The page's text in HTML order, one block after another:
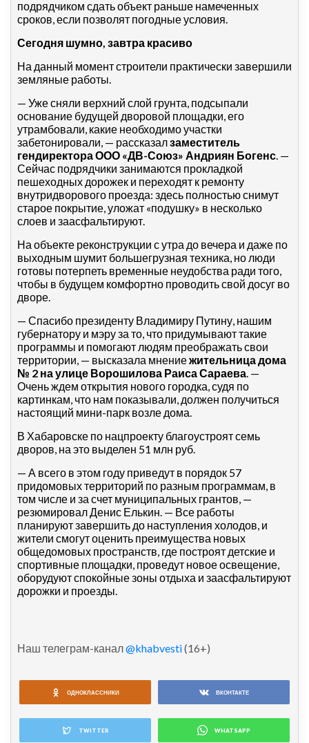
подрядчиком сдать объект раньше намеченных
сроков, если позволят погодные условия.
Сегодня шумно, завтра красиво
На данный момент строители практически завершили
земляные работы.
— Уже сняли верхний слой грунта, подсыпали
основание будущей дворовой площадки, его
утрамбовали, какие необходимо участки
забетонировали, — рассказалзаместитель
гендиректора ООО «ДВ-Союз» Андриян Богенс. —
Сейчас подрядчики занимаются прокладкой
пешеходных дорожек и переходят к ремонту
внутридворового проезда: здесь полностью снимут
старое покрытие, уложат «подушку» в несколько
слоев и заасфальтируют.
На объекте реконструкции с утра до вечера и даже по
выходным шумит большегрузная техника, но люди
готовы потерпеть временные неудобства ради того,
чтобы в будущем комфортно проводить свой досуг во
дворе.
— Спасибо президенту Владимиру Путину, нашим
губернатору и мэру за то, что придумывают такие
программы и помогают людям преображать свои
территории, — высказала мнениежительница дома
№ 2 на улице Ворошилова Раиса Сараева. —
Очень ждем открытия нового городка, судя по
картинкам, что нам показывали, должен получиться
настоящий мини-парк возле дома.
В Хабаровске по нацпроекту благоустроят семь
дворов, на это выделен 51 млн руб.
— А всего в этом году приведут в порядок 57
придомовых территорий по разным программам, в
том числе и за счет муниципальных грантов, —
резюмировал Денис Елькин. — Все работы
планируют завершить до наступления холодов, и
жители смогут оценить преимущества новых
общедомовых пространств, где построят детские и
спортивные площадки, проведут новое освещение,
оборудуют спокойные зоны отдыха и заасфальтируют
дорожки и проезды.
Наш телеграм-канал@khabvesti(16+)
ОДНОКЛАССНИКИ ВКОНТАКТЕ
TWITTER WHATSAPP